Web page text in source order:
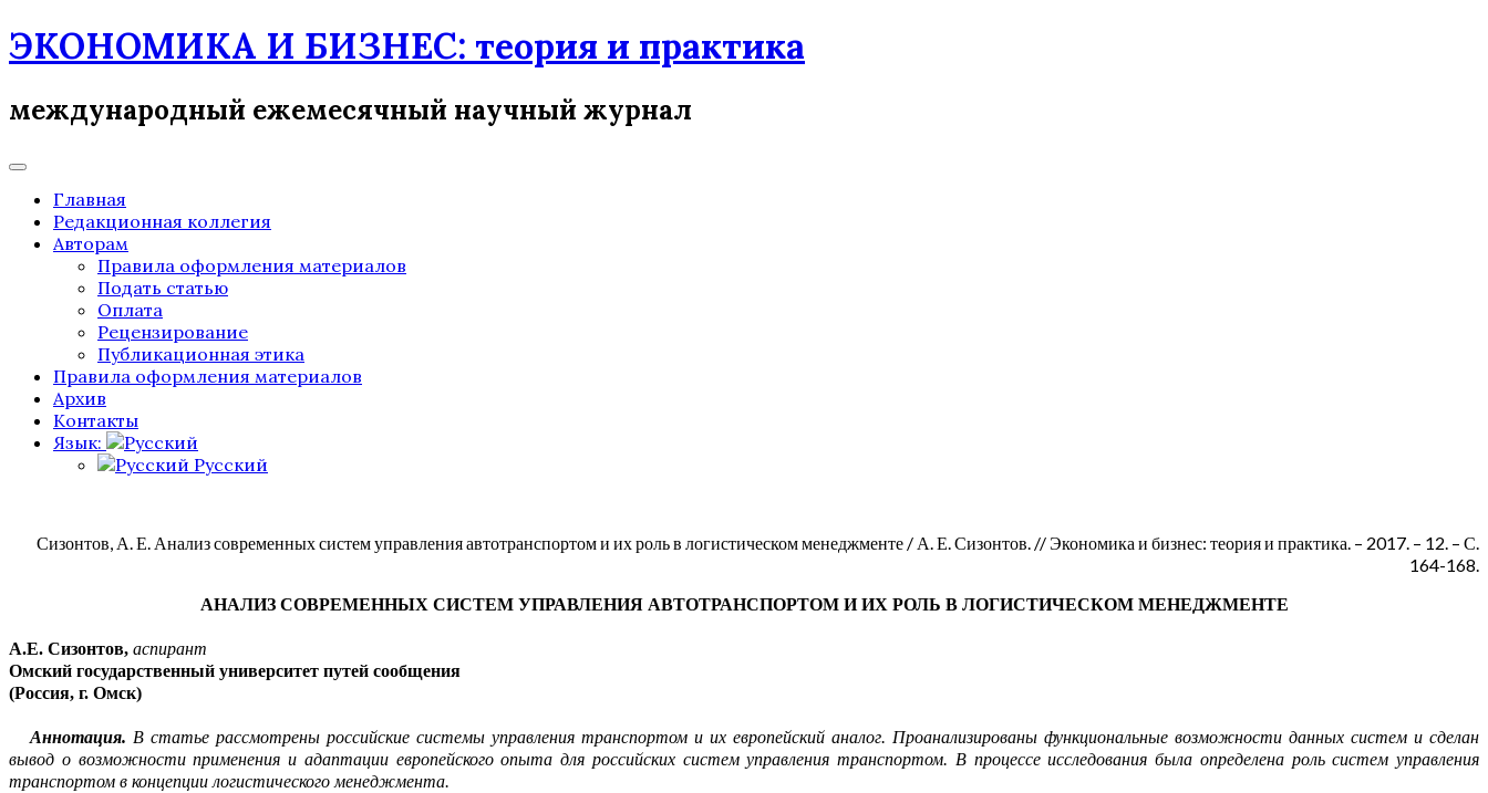
Skip
to
ЭКОНОМИКА И БИЗНЕС: теория и практика
международный ежемесячный научный журнал
Главная
Редакционная коллегия
Авторам
Правила оформления материалов
Подать статью
Оплата
Рецензирование
Публикационная этика
Правила оформления материалов
Архив
Контакты
Язык:
Русский
Сизонтов, А. Е. Анализ современных систем управления автотранспортом и их роль в логистическом менеджменте / А. Е. Сизонтов. // Экономика и бизнес: теория и практика. – 2017. – 12. – С.
164-168.
АНАЛИЗ СОВРЕМЕННЫХ СИСТЕМ УПРАВЛЕНИЯ АВТОТРАНСПОРТОМИ ИХ РОЛЬ В ЛОГИСТИЧЕСКОМ МЕНЕДЖМЕНТЕ
А.Е. Сизонтов, аспирант
Омский государственный университет путей сообщения
(Россия, г. Омск)
Аннотация. В статье рассмотрены российские системы управления транспортом и их европейский аналог. Проанализированы функциональные возможности данных систем и сделан
вывод о возможности применения и адаптации европейского опыта для российских систем управления транспортом. В процессе исследования была определена роль систем управления
транспортом в концепции логистического менеджмента.